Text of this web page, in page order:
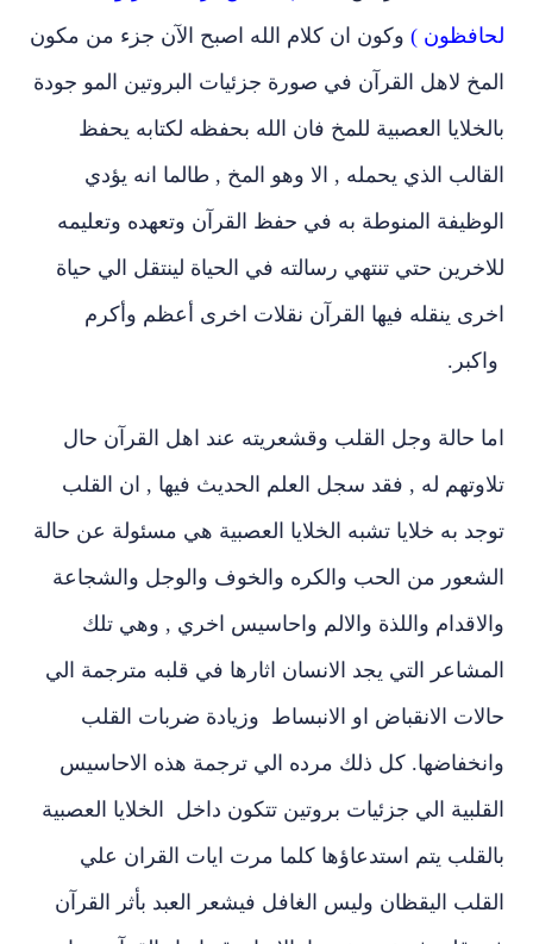
لحافظون ) وكون ان كلام الله اصبح الآن جزء من مكون
المخ لاهل القرآن في صورة جزئيات البروتين المو جودة
بالخلايا العصبية للمخ فان الله بحفظه لكتابه يحفظ
القالب الذي يحمله , الا وهو المخ , طالما انه يؤدي
الوظيفة المنوطة به في حفظ القرآن وتعهده وتعليمه
للاخرين حتي تنتهي رسالته في الحياة لينتقل الي حياة
اخرى ينقله فيها القرآن نقلات اخرى أعظم وأكرم
واكبر.
اما حالة وجل القلب وقشعريته عند اهل القرآن حال
تلاوتهم له , فقد سجل العلم الحديث فيها , ان القلب
توجد به خلايا تشبه الخلايا العصبية هي مسئولة عن حالة
الشعور من الحب والكره والخوف والوجل والشجاعة
والاقدام واللذة والالم واحاسيس اخري , وهي تلك
المشاعر التي يجد الانسان اثارها في قلبه مترجمة الي
حالات الانقباض او الانبساط وزيادة ضربات القلب
وانخفاضها. كل ذلك مرده الي ترجمة هذه الاحاسيس
القلبية الي جزئيات بروتين تتكون داخل الخلايا العصبية
بالقلب يتم استدعاؤها كلما مرت ايات القران علي
القلب اليقظان وليس الغافل فيشعر العبد بأثر القرآن